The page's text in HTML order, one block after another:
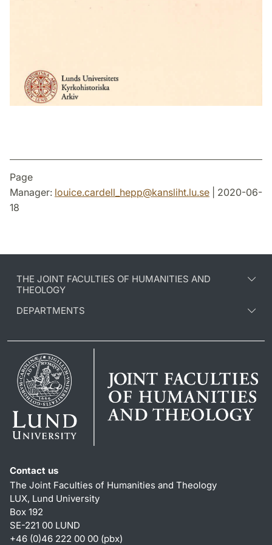
Page
Manager: louice.cardell_hepp@kansliht.lu.se | 2020-06-
18
THE JOINT FACULTIES OF HUMANITIES AND
THEOLOGY
DEPARTMENTS
Contact us
The Joint Faculties of Humanities and Theology
LUX, Lund University
Box 192
SE-221 00 LUND
+46 (0)46 222 00 00 (pbx)